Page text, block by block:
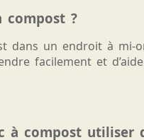
compost ?
dans un endroit à
facilement et
à compost utiliser